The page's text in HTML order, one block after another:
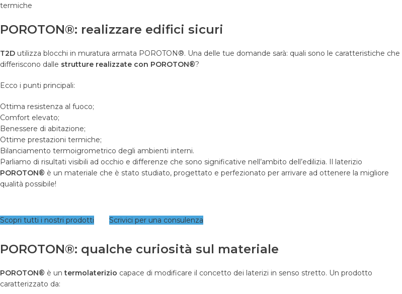
termiche
POROTON®: realizzare edifici sicuri
T2D utilizza blocchi in muratura armata POROTON®. Una delle tue domande sarà: quali sono le caratteristiche che
differiscono dalle strutture realizzate con POROTON®?
Ecco i punti principali:
Ottima resistenza al fuoco;
Comfort elevato;
Benessere di abitazione;
Ottime prestazioni termiche;
Bilanciamento termoigrometrico degli ambienti interni.
Parliamo di risultati visibili ad occhio e differenze che sono significative nell ’ambito dell’edilizia. Il laterizio
POROTON® è un materiale che è stato studiato, progettato e perfezionato per arrivare ad ottenere la migliore
qualità possibile!
Scopri tutti i nostri prodotti Scrivici per una consulenza
POROTON®: qualche curiosità sul materiale
POROTON® è untermolaterizio capace di modificare il concetto dei laterizi in senso stretto. Un prodotto
caratterizzato da: